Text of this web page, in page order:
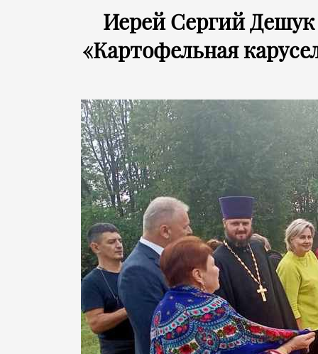
Иерей Сергий Дешук
«Картофельная